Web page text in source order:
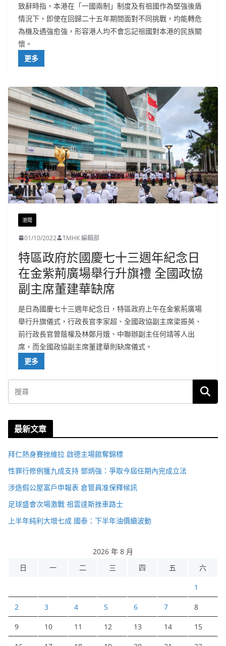
致辭時指，本港在「一國兩制」制度及有祖國作為堅強後盾
情況下，即使在回歸二十五年期間面對不同挑戰，均能轉危
為機及遇強愈強，形容港人均不會忘記祖國對本港的民族關
懷。
更多
港聞
01/10/2022 TMHK 編輯部
特區政府於國慶七十三週年紀念日
在金紫荊廣場舉行升旗禮 全國政協
副主席董建華缺席
是日為國慶七十三週年紀念日，特區政府上午在金紫荊廣場
舉行升旗儀式，行政長官李家超、全國政協副主席梁振英、
前行政長官曾蔭權及林鄭月娥、中聯辦副主任何靖等人出
席，而全國政協副主席董建華則缺席儀式。
更多
最新文章
拜仁熱身賽挫維拉 啟德主場館奪錦標
性罪行修例獲九成支持 鄧炳強：爭取今屆任期內完成立法
涉造假公屋富戶申報表 倉管員准保釋候訊
足球盛會次場激戰 祖雲達斯挫車路士
上半年純利大增七成 國泰：下半年油價續波動
2026 年 8 月
日
一 二 三 四 五 六
1
2 3 4 5 6 7 8
9 10 11 12 13 14 15